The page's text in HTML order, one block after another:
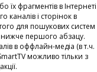
їх фрагментів в Інтернеті
каналів і сторінок в
для пошукових систем
нижче першого абзацу.
в оффлайн-медіа (в т.ч.
можливо тільки з